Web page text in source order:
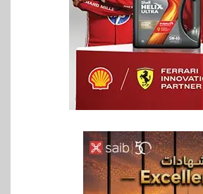
بنوك
يورو صافي ربح في النصف الأول
2026